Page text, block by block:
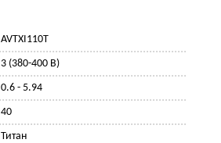
AVTXI110T
3 (380-400 В)
0.6 - 5.94
40
Титан